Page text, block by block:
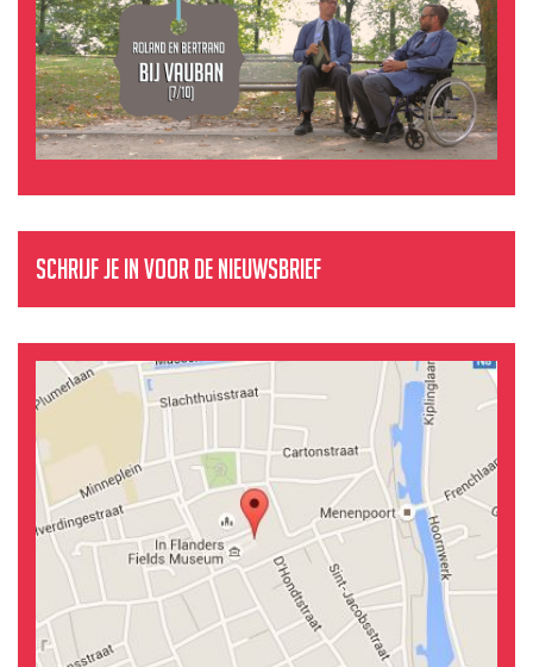
Schrijf je in voor de nieuwsbrief